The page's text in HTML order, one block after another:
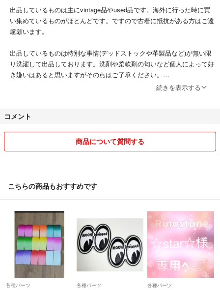
出品しているものは主にvintage品やused品です。海外に行った時に買
い集めているものがほとんどです。ですので古着に抵抗がある方はご遠
慮願います。
出品しているものは特別な事情(デッドストックや革製品など)が無い限
り洗濯して出品しております。洗剤や柔軟剤の匂いなど個人によって好
き嫌いはあると思いますがその点はご了承ください。
できるように努力いたします。
基本的にラクマ規定に準じます。購入された方を優先で対応いたします
のでコメント中や値下げ交渉中でも購入順で対応いたします。
たいです。ですが過度な値下げには対応いたしかねます。
る点があればコメントいただければ丁寧に対応させていただきます。
サイズ表記など記載していますが実寸サイズの記載もしておりますので
そちらを参考にしてください。
以上色々書きましたが気になる商品がございましたらコメントいただけ
ればできる限り対応させていただきます。
続きを表示する
コメント
商品について質問する
こちらの商品もおすすめです
各種パーツ 各種パーツ 各種パーツ